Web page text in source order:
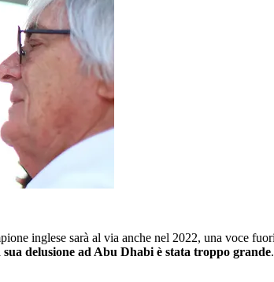
inglese sarà al via anche nel 2022, una voce
sua delusione ad Abu Dhabi è stata troppo grande